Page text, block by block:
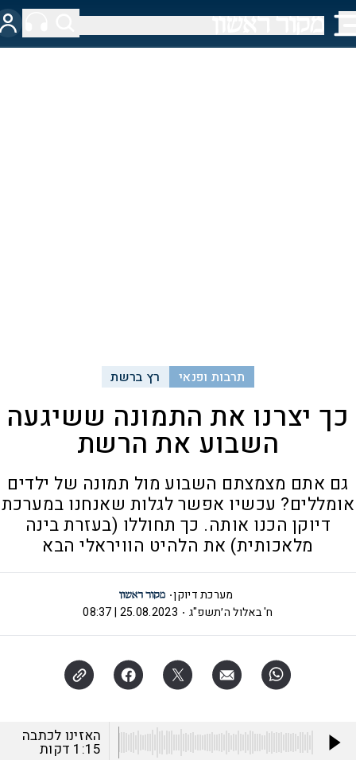
תרבות ופנאי רץ ברשת
כך יצרנו את התמונה ששיגעה
השבוע את הרשת
גם אתם מצמצתם השבוע מול תמונה של ילדים
אומללים? עכשיו אפשר לגלות שאנחנו במערכת
דיוקן הכנו אותה. כך תחוללו (בעזרת בינה
מלאכותית) את הלהיט הוויראלי הבא
מערכת דיוקן
ח' באלול ה׳תשפ"ג
25.08.2023 | 08:37
האזינו לכתבה
1:15 דקות